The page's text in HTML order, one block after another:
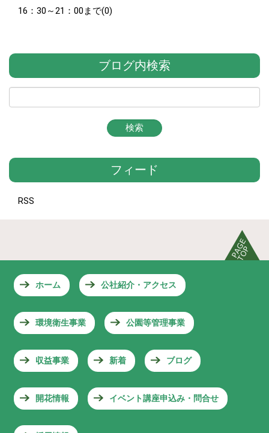
16：30～21：00まで(0)
ブログ内検索
フィード
RSS
ホーム 公社紹介・アクセス
環境衛生事業 公園等管理事業
収益事業 新着 ブログ
開花情報 イベント講座申込み・問合せ